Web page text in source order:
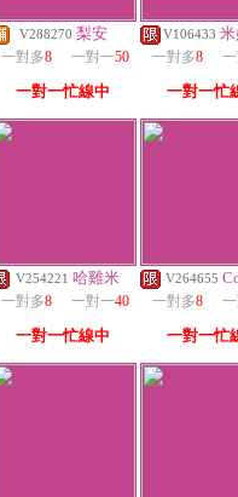
V288270 梨安
一對多8 一對一50
一對一忙線中
V106433
一對多8
一對一忙
V254221 哈雞米
一對多8 一對一40
一對一忙線中
V264655
一對多8
一對一忙